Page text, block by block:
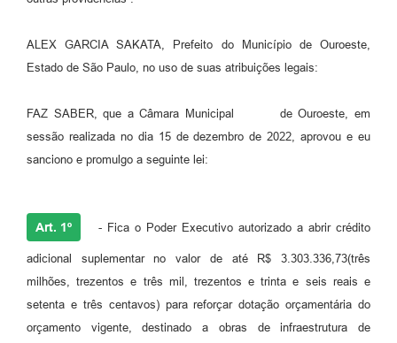
ALEX GARCIA SAKATA, Prefeito do Município de Ouroeste,
Estado de São Paulo, no uso de suas atribuições legais:
FAZ SABER, que a Câmara Municipal de Ouroeste, em
sessão realizada no dia 15 de dezembro de 2022, aprovou e eu
sanciono e promulgo a seguinte lei:
Art. 1º - Fica o Poder Executivo autorizado a abrir crédito
adicional suplementar no valor de até R$ 3.303.336,73(três
milhões, trezentos e três mil, trezentos e trinta e seis reais e
setenta e três centavos) para reforçar dotação orçamentária do
orçamento vigente, destinado a obras de infraestrutura de